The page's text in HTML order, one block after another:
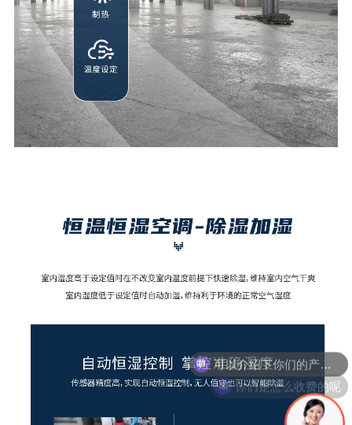
你们是怎么收费的呢